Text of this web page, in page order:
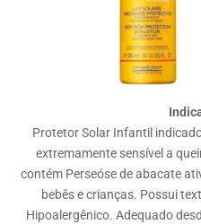
Protetor Solar Infantil
extremamente sensível a
contém Perseóse de abacate
bebês e crianças. Possui
Hipoalergênico. Adequado